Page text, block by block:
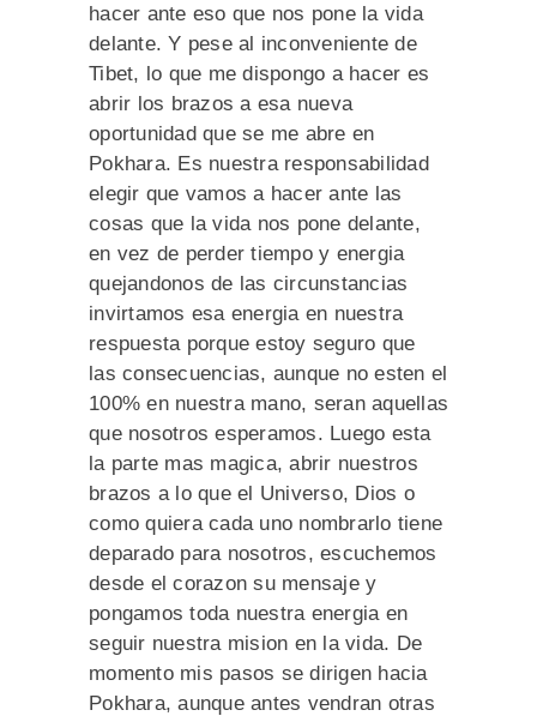
hacer ante eso que nos pone la vida
delante. Y pese al inconveniente de
Tibet, lo que me dispongo a hacer es
abrir los brazos a esa nueva
oportunidad que se me abre en
Pokhara. Es nuestra responsabilidad
elegir que vamos a hacer ante las
cosas que la vida nos pone delante,
en vez de perder tiempo y energia
quejandonos de las circunstancias
invirtamos esa energia en nuestra
respuesta porque estoy seguro que
las consecuencias, aunque no esten el
100% en nuestra mano, seran aquellas
que nosotros esperamos. Luego esta
la parte mas magica, abrir nuestros
brazos a lo que el Universo, Dios o
como quiera cada uno nombrarlo tiene
deparado para nosotros, escuchemos
desde el corazon su mensaje y
pongamos toda nuestra energia en
seguir nuestra mision en la vida. De
momento mis pasos se dirigen hacia
Pokhara, aunque antes vendran otras